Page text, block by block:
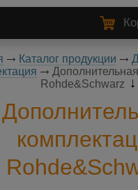
Каталог продукции
Rohde&Schwarz